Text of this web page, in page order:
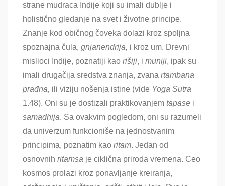
strane mudraca Indije koji su imali dublje i
holistično gledanje na svet i životne principe.
Znanje kod običnog čoveka dolazi kroz spoljna
spoznajna čula, gnjanendrija, i kroz um. Drevni
mislioci Indije, poznatiji kao rišiji, i muniji, ipak su
imali drugačija sredstva znanja, zvana rtambana
prađna, ili viziju nošenja istine (vide Yoga Sutra
1.48). Oni su je dostizali praktikovanjem tapase i
samadhija. Sa ovakvim pogledom, oni su razumeli
da univerzum funkcioniše na jednostvanim
principima, poznatim kao ritam. Jedan od
osnovnih ritamsa je ciklična priroda vremena. Ceo
kosmos prolazi kroz ponavljanje kreiranja,